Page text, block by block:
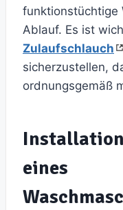
funktionstüchtige
Ablauf. Es ist
Zulaufschlauch
sicherzustellen,
ordnungsgemäß
eines